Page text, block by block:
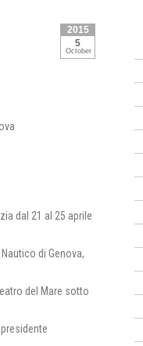
2015
5
October
dal 21 al 25 aprile
di Genova,
del Mare sotto